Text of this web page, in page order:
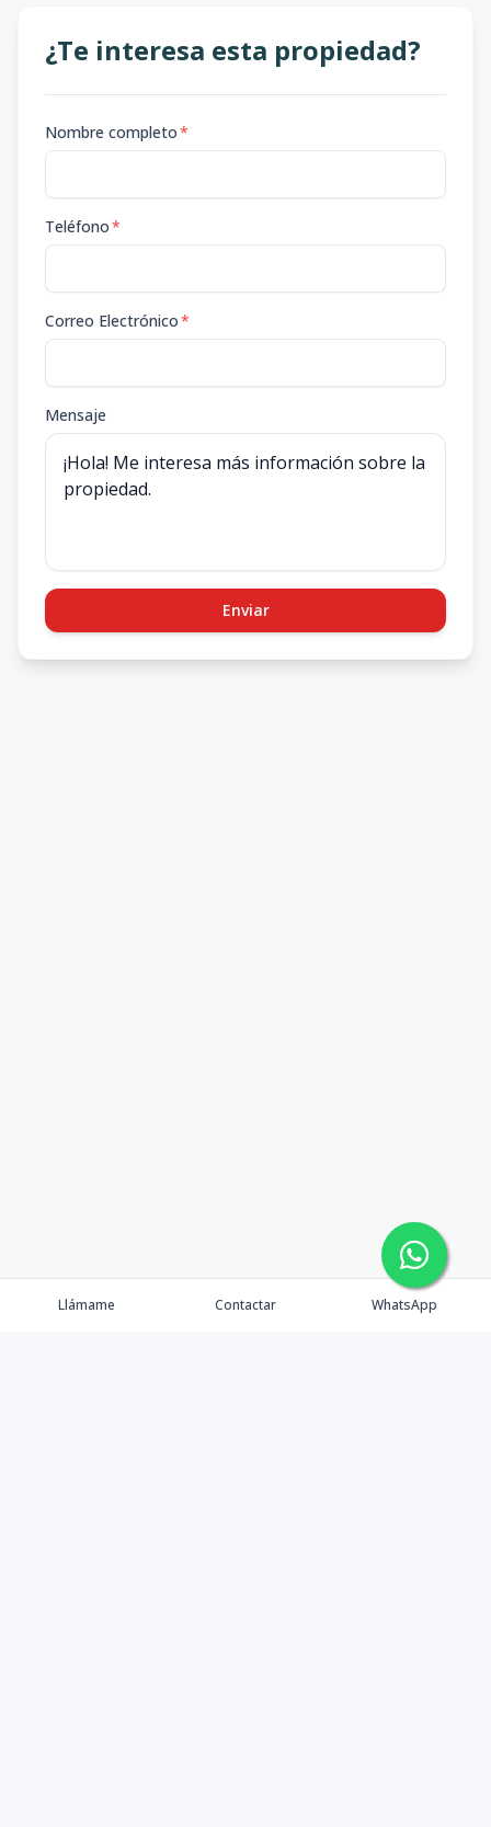
¿Te interesa esta propiedad?
Nombre completo*
Teléfono*
Correo Electrónico*
Mensaje
Enviar
Llámame Contactar WhatsApp